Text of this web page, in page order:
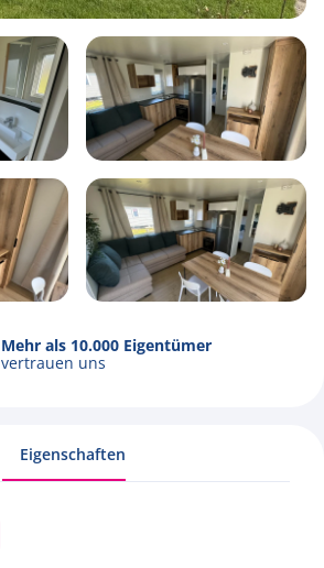
3 38m2
Alle Fotos ansehen
Mehr als 10.000 Eigentümer
vertrauen uns
Eigenschaften